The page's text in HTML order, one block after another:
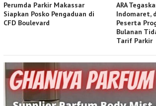
Perumda Parkir Makassar
Siapkan Posko Pengaduan di
CFD Boulevard
ARA
Indomaret,
Peserta
Bulanan
Tarif Parkir